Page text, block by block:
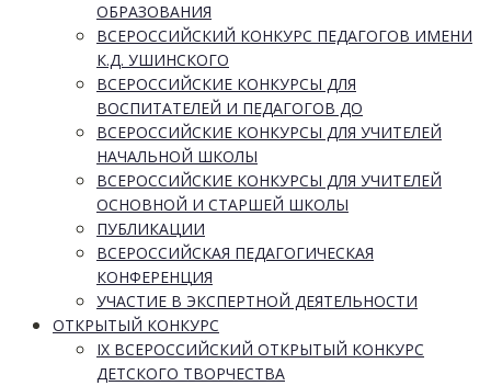
ОБРАЗОВАНИЯ
ВСЕРОССИЙСКИЙ КОНКУРС ПЕДАГОГОВ ИМЕНИ
К.Д. УШИНСКОГО
ВСЕРОССИЙСКИЕ КОНКУРСЫ ДЛЯ
ВОСПИТАТЕЛЕЙ И ПЕДАГОГОВ ДО
ВСЕРОССИЙСКИЕ КОНКУРСЫ ДЛЯ УЧИТЕЛЕЙ
НАЧАЛЬНОЙ ШКОЛЫ
ВСЕРОССИЙСКИЕ КОНКУРСЫ ДЛЯ УЧИТЕЛЕЙ
ОСНОВНОЙ И СТАРШЕЙ ШКОЛЫ
ПУБЛИКАЦИИ
ВСЕРОССИЙСКАЯ ПЕДАГОГИЧЕСКАЯ
КОНФЕРЕНЦИЯ
УЧАСТИЕ В ЭКСПЕРТНОЙ ДЕЯТЕЛЬНОСТИ
ОТКРЫТЫЙ КОНКУРС
IX ВСЕРОССИЙСКИЙ ОТКРЫТЫЙ КОНКУРС
ДЕТСКОГО ТВОРЧЕСТВА